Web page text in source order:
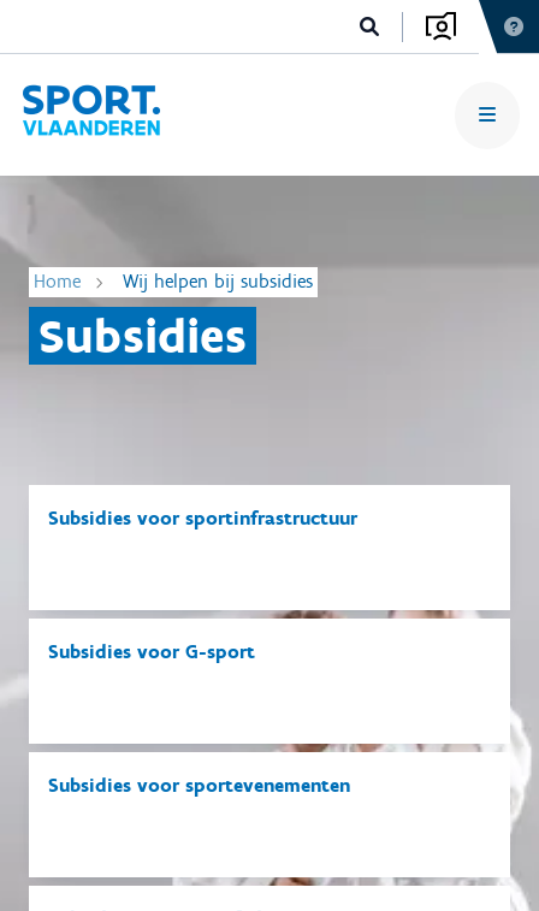
Home Wij helpen bij subsidies
Subsidies
Subsidies voor sportinfrastructuur
Subsidies voor G-sport
Subsidies voor sportevenementen